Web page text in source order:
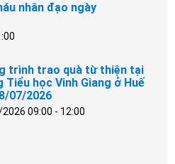
nhân đạo ngày
trình trao quà từ thiện tại
Tiểu học Vinh Giang ở Huế
07/2026
09:00 - 12:00